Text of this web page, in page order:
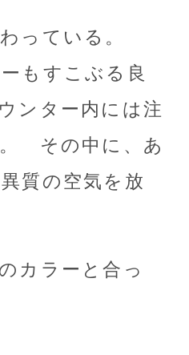
っている。
もすこぶる良
ンター内には注
その中に、あ
質の空気を放
カラーと合っ